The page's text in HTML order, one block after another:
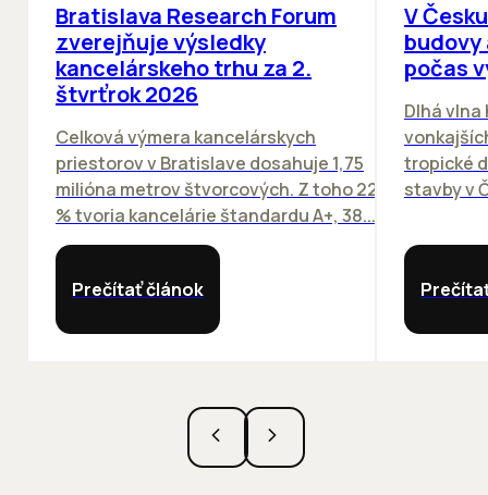
Bratislava Research Forum
zverejňuje výsledky
kancelárskeho trhu za 2.
štvrťrok 2026
Celková výmera kancelárskych
priestorov v Bratislave dosahuje 1,75
milióna metrov štvorcových. Z toho 22
% tvoria kancelárie štandardu A+, 38...
Prečítať článok
V
počas
Dlhá
tropické
stavby v